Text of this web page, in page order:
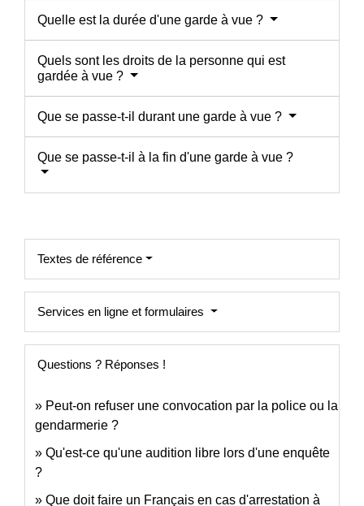
Quelle est la durée d'une garde à vue ?
Quels sont les droits de la personne qui est
gardée à vue ?
Que se passe-t-il durant une garde à vue ?
Que se passe-t-il à la fin d'une garde à vue ?
Textes de référence
Services en ligne et formulaires
Questions ? Réponses !
Peut-on refuser une convocation par la police ou la
gendarmerie ?
Qu'est-ce qu'une audition libre lors d'une enquête
?
Que doit faire un Français en cas d'arrestation à